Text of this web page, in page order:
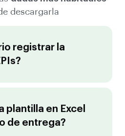
descargarla
registrar la
plantilla en Excel
de entrega?